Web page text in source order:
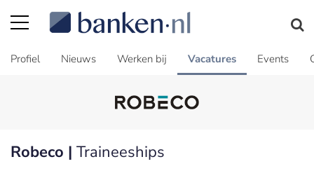
Profiel Nieuws Werken bij Vacatures Events
Robeco | Traineeships